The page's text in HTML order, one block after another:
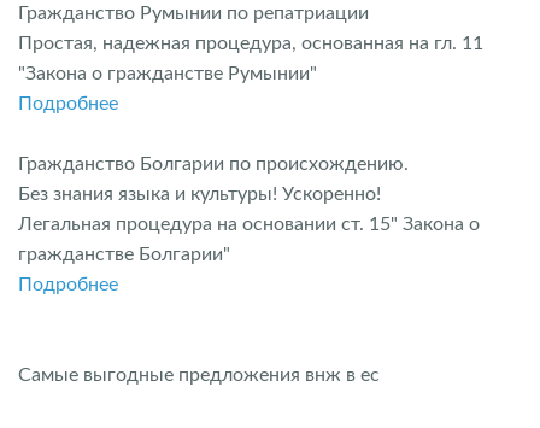
Гражданство Румынии по репатриации
Простая, надежная процедура, основанная на гл. 11
"Закона о гражданстве Румынии"
Подробнее
Гражданство Болгарии по происхождению.
Без знания языка и культуры! Ускоренно!
Легальная процедура на основании ст. 15" Закона о
гражданстве Болгарии"
Подробнее
Самые выгодные предложения внж в ес